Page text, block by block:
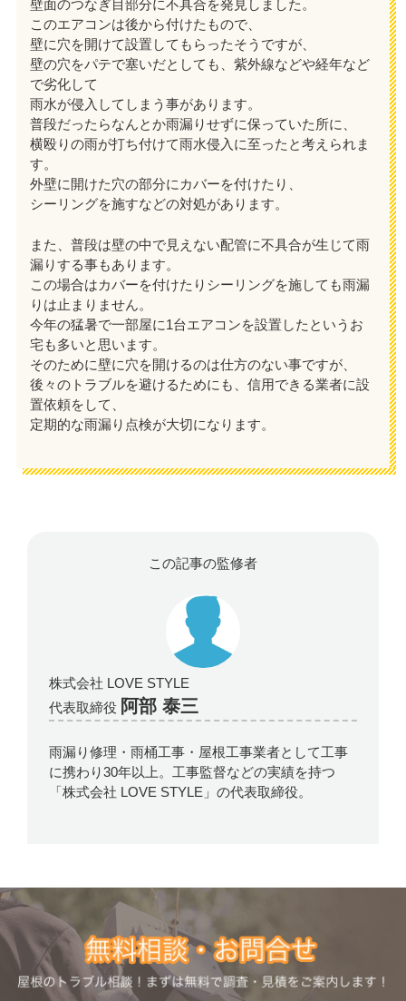
壁面のつなぎ目部分に不具合を発見しました。
このエアコンは後から付けたもので、
壁に穴を開けて設置してもらったそうですが、
壁の穴をパテで塞いだとしても、紫外線などや経年など
で劣化して
雨水が侵入してしまう事があります。
普段だったらなんとか雨漏りせずに保っていた所に、
横殴りの雨が打ち付けて雨水侵入に至ったと考えられま
す。
外壁に開けた穴の部分にカバーを付けたり、
シーリングを施すなどの対処があります。
また、普段は壁の中で見えない配管に不具合が生じて雨
漏りする事もあります。
この場合はカバーを付けたりシーリングを施しても雨漏
りは止まりません。
今年の猛暑で一部屋に1台エアコンを設置したというお
宅も多いと思います。
そのために壁に穴を開けるのは仕方のない事ですが、
後々のトラブルを避けるためにも、信用できる業者に設
置依頼をして、
定期的な雨漏り点検が大切になります。
この記事の監修者
株式会社 LOVE STYLE
代表取締役 阿部 泰三
雨漏り修理・雨桶工事・屋根工事業者として工事
に携わり30年以上。工事監督などの実績を持つ
「株式会社 LOVE STYLE」の代表取締役。